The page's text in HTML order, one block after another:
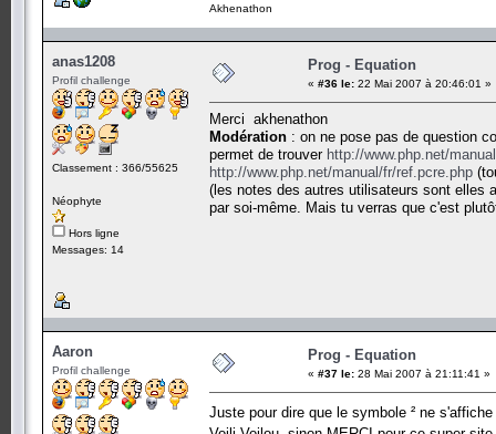
Akhenathon
anas1208
Profil challenge
Classement : 366/55625
Néophyte
Hors ligne
Messages: 14
Prog - Equation
« #36 le: 22 Mai 2007 à 20:46:01 »
Merci akhenathon
Modération : on ne pose pas de question
permet de trouver http://www.php.net/
http://www.php.net/manual/fr/ref.pcre.php
(les notes des autres utilisateurs sont elles
par soi-même. Mais tu verras que c'est
Aaron
Profil challenge
Prog - Equation
« #37 le: 28 Mai 2007 à 21:11:41 »
Juste pour dire que le symbole ² ne